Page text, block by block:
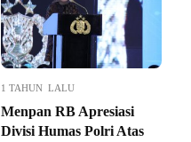
1 TAHUN LALU
Menpan RB Apresiasi
Divisi Humas Polri Atas